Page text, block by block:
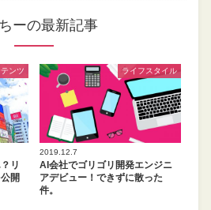
ーの最新記事
ンツ
リ
開
ライフスタイル
2019.12.7
AI会社でゴリゴリ開発エンジニ
アデビュー！できずに散った
件。